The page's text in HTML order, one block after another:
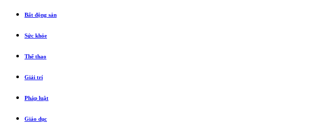
Bất động sản
Sức khỏe
Thể thao
Giải trí
Pháp luật
Giáo dục